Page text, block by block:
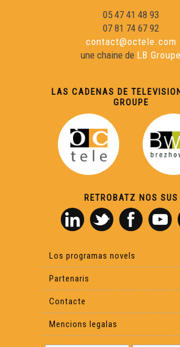
05 47 41 48 93
07 81 74 67 92
contact@octele.com
une chaine de LB Groupe
LAS CADENAS DE
GROUPE
RETROBATZ NOS SUS
Los programas novels
Partenaris
Contacte
Mencions legalas